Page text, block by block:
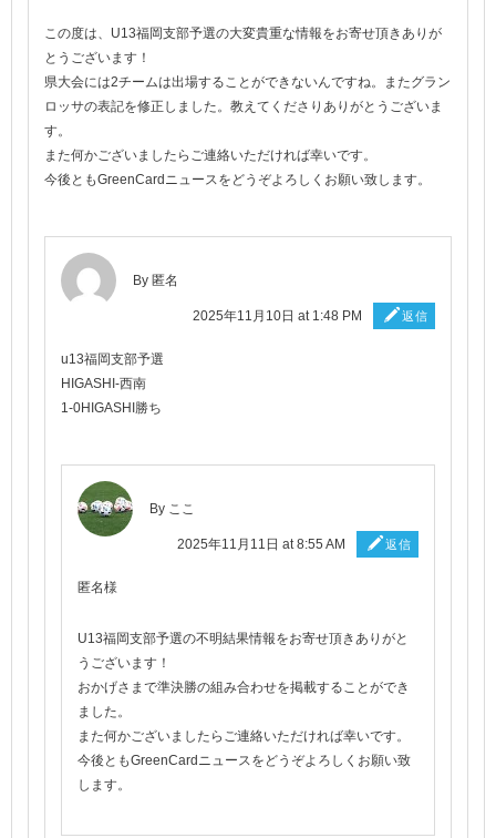
この度は、U13福岡支部予選の大変貴重な情報をお寄せ頂きありが
とうございます！
県大会には2チームは出場することができないんですね。またグラン
ロッサの表記を修正しました。教えてくださりありがとうございま
す。
また何かございましたらご連絡いただければ幸いです。
今後ともGreenCardニュースをどうぞよろしくお願い致します。
By 匿名
2025年11月10日 at 1:48 PM 返信
u13福岡支部予選
HIGASHI-西南
1-0HIGASHI勝ち
By ここ
2025年11月11日 at 8:55 AM 返信
匿名様
U13福岡支部予選の不明結果情報をお寄せ頂きありがと
うございます！
おかげさまで準決勝の組み合わせを掲載することができ
ました。
また何かございましたらご連絡いただければ幸いです。
今後ともGreenCardニュースをどうぞよろしくお願い致
します。